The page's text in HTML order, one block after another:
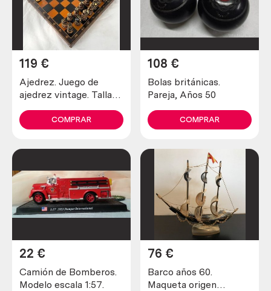
Ajedrez. Juego de
ajedrez vintage. Tallado
119 €
COMPRAR
Bolas británicas.
Pareja, Años 50
108 €
COMPRAR
Camión de Bomberos.
Modelo escala 1:57.
22 €
Barco años 60.
Maqueta origen
76 €